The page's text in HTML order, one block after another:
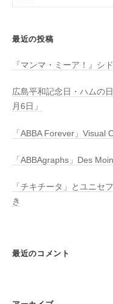
最近の投稿
『マンマ・ミーア！』シ
広島平和記念日・ハムの
月6日」
「ABBA Forever」Visual
「ABBAgraphs」Des
「チキチータ」とユニセ
き
最近のコメント